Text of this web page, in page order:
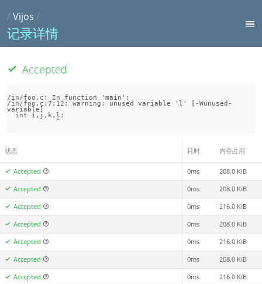
/Vijos /
记录详情
Accepted
/in/foo.c: In function 'main':
/in/foo.c:7:12: warning: unused variable 'l' [-Wunused-
variable]
状态 耗时 内存占用
Accepted 0ms 208.0 KiB
Accepted 0ms 208.0 KiB
Accepted 0ms 216.0 KiB
Accepted 0ms 208.0 KiB
Accepted 0ms 216.0 KiB
Accepted 0ms 208.0 KiB
Accepted 0ms 216.0 KiB